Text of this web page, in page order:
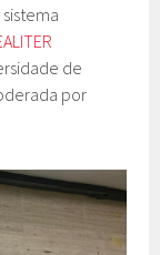
de
por